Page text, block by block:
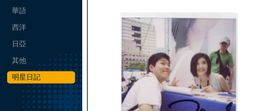
華語
西洋
日亞
其他
明星日記